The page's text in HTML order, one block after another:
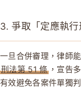
3. 爭取「定應執
一旦合併審理，律師
刑法第 51 條，宣告
有效避免各案件單獨